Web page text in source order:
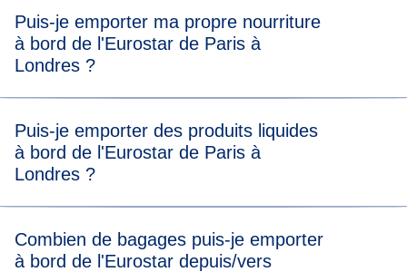
d'arrivée recommandéeafin d'avoir suffisamment de temps
pour passer les contrôles aux frontières et la sécurité.
Puis-je emporter ma propre nourriture
à bord de l'Eurostar de Paris à
Londres ?
êtes donc autorisé·e à apporter votre propre nourriture.
Vous pouvez également acheter à manger ou à boire à la
gare, après avoir passé les contrôles de sécurité et de
Puis-je emporter des produits liquides
à bord de l'Eurostar de Paris à
Londres ?
limite de volume. Vous pouvez donc prendre tous vos
produits de toilette et même une bouteille de champagne !
Combien de bagages puis-je emporter
à bord de l'Eurostar depuis/vers